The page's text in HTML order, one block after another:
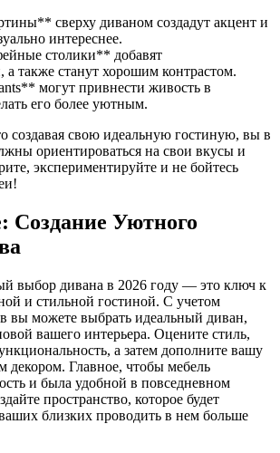
сверху диваном создадут акцент и
интереснее.
столики** добавят
а также станут хорошим контрастом.
могут привнести живость в
его более уютным.
создавая свою идеальную гостиную, вы в
ориентироваться на свои вкусы и
экспериментируйте и не бойтесь
Создание Уютного
выбор дивана в 2026 году — это ключ к
и стильной гостиной. С учетом
вы можете выбрать идеальный диван,
вашего интерьера. Оцените стиль,
а затем дополните вашу
декором. Главное, чтобы мебель
и была удобной в повседневном
пространство, которое будет
близких проводить в нем больше